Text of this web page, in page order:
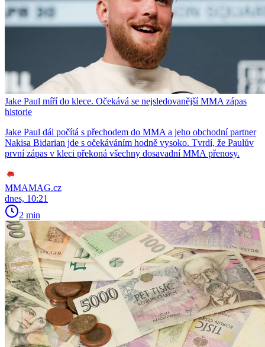
Jake Paul míří do klece. Očekává se nejsledovanější MMA zápas
historie
Jake Paul dál počítá s přechodem do MMA a jeho obchodní partner
Nakisa Bidarian jde s očekáváním hodně vysoko. Tvrdí, že Paulův
první zápas v kleci překoná všechny dosavadní MMA přenosy.
MMAMAG.cz
dnes, 10:21
2 min